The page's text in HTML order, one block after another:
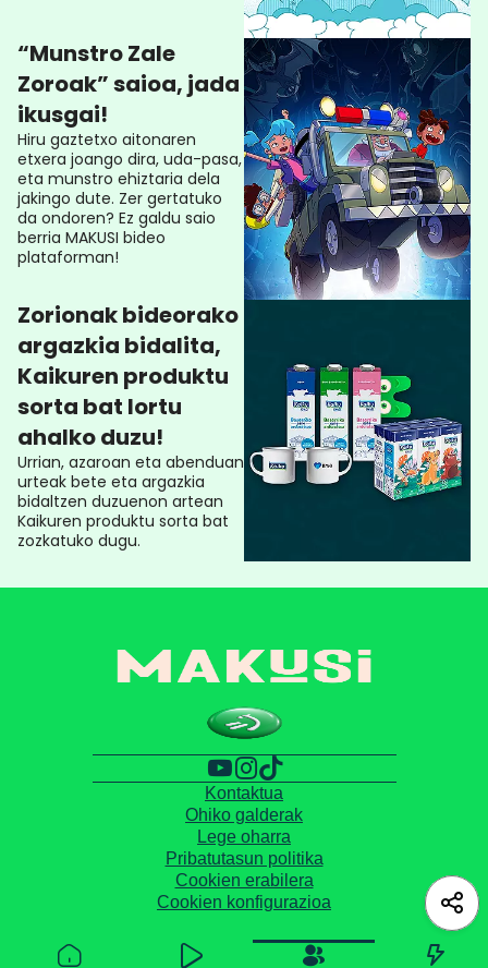
“Munstro Zale
Zoroak” saioa, jada
ikusgai!
Hiru gaztetxo aitonaren
etxera joango dira, uda-pasa,
eta munstro ehiztaria dela
jakingo dute. Zer gertatuko
da ondoren? Ez galdu saio
berria MAKUSI bideo
plataforman!
Zorionak bideorako
argazkia bidalita,
Kaikuren produktu
sorta bat lortu
ahalko duzu!
Urrian, azaroan eta abenduan
urteak bete eta argazkia
bidaltzen duzuenon artean
Kaikuren produktu sorta bat
zozkatuko dugu.
Kontaktua
Ohiko galderak
Lege oharra
Pribatutasun politika
Cookien erabilera
Cookien konfigurazioa